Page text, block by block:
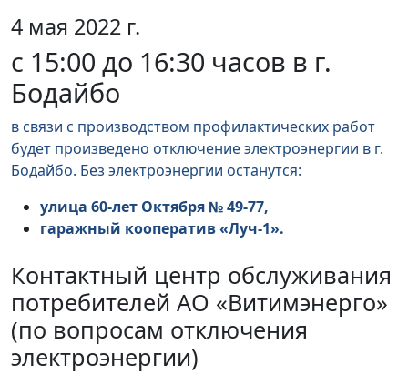
4 мая 2022 г.
с 15:00 до 16:30 часов в г.
Бодайбо
в связи с производством профилактических работ
будет произведено отключение электроэнергии в г.
Бодайбо. Без электроэнергии останутся:
улица 60-лет Октября № 49-77,
гаражный кооператив «Луч-1».
Контактный центр обслуживания
потребителей АО «Витимэнерго»
(по вопросам отключения
электроэнергии)